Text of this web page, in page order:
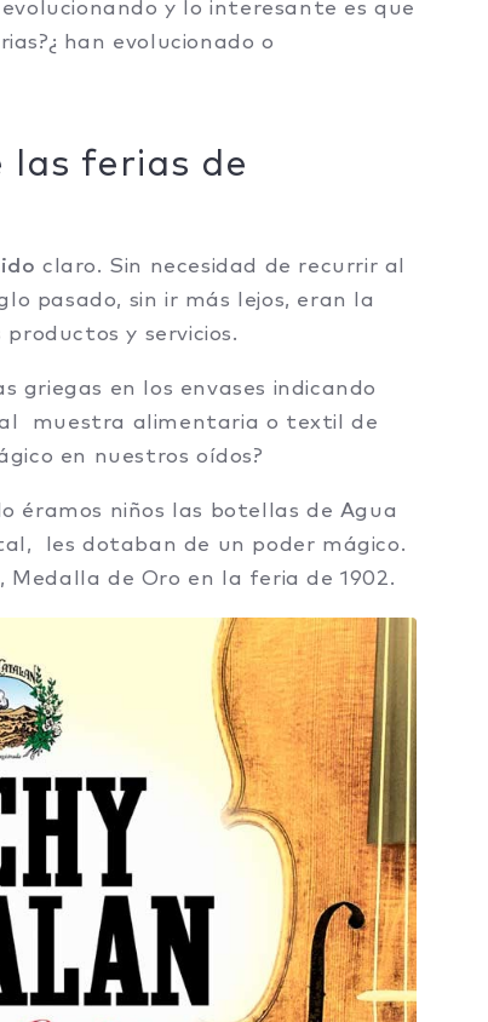
y lo interesante es que
han evolucionado o
las ferias de
claro. Sin necesidad de recurrir al
pasado, sin ir más lejos, eran la
y servicios.
griegas en los envases indicando
muestra alimentaria o textil de
en nuestros oídos?
éramos niños las botellas de Agua
les dotaban de un poder mágico.
de Oro en la feria de 1902.